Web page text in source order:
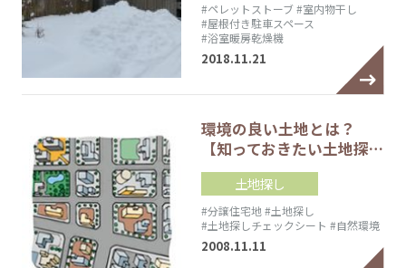
#ペレットストーブ#室内物干し
#屋根付き駐車スペース
#浴室暖房乾燥機
2018.11.21
環境の良い土地とは？
【知っておきたい土地探…
土地探し
#分譲住宅地#土地探し
#土地探しチェックシート #自然環境
2008.11.11